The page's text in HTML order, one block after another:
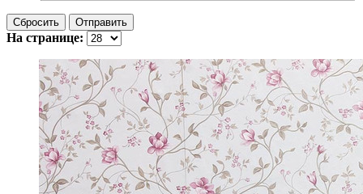
Сбросить Отправить
На странице: